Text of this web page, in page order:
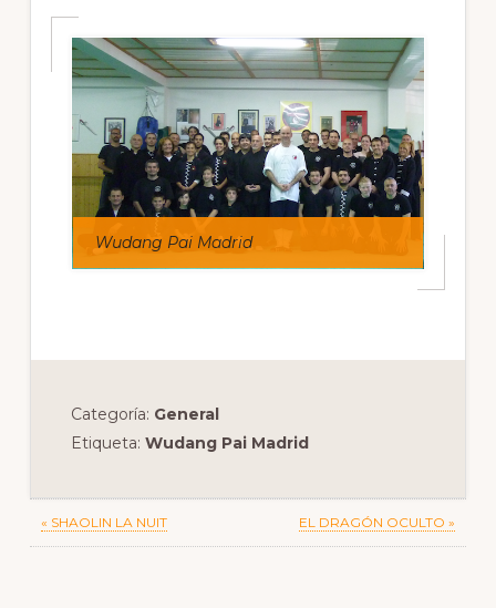
Wudang Pai Madrid
Categoría: General
Etiqueta: Wudang Pai Madrid
Previous
Post:
« SHAOLIN LA NUIT
Next
Post:
EL DRAGÓN OCULTO »